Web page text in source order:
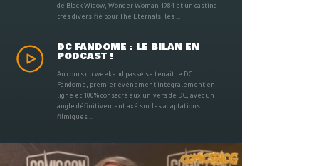
de Black Widow, Wonder Woman 1984 et un casting
très diversifié pour The Eternals, les ...
DC FANDOME : LE BILAN EN
PODCAST !
Au cours du weekend passé se tenait le DC
Fandome, premier évènement intégralement en
ligne et 100% consacré aux univers de DC, avec un
angle définitivement axé sur les adaptations
filmiques ...